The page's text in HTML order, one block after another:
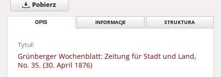
Pobierz
OPIS INFORMACJE STRUKTURA
Tytuł:
Grünberger Wochenblatt: Zeitung für Stadt und Land,
No. 35. (30. April 1876)